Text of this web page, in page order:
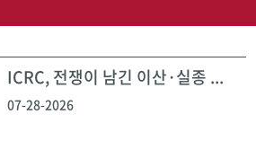
ICRC, 전쟁이 남긴 이산·실종 ...
07-28-2026